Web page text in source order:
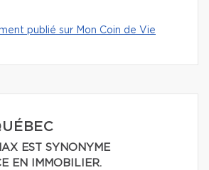
publié sur Mon Coin de Vie
EST SYNONYME
EN IMMOBILIER.